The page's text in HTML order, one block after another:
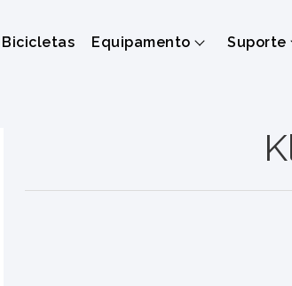
Bicicletas Equipamento Suporte